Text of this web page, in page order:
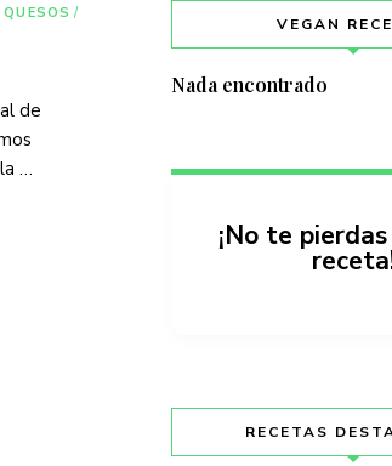
QUESOS /
de
…
VEGAN
Nada encontrado
¡No te
RECETAS